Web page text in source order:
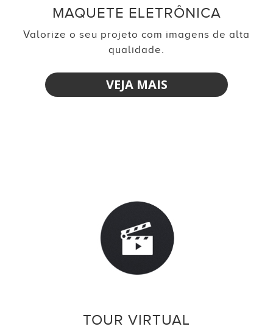
MAQUETE ELETRÔNICA
Valorize o seu projeto com imagens de alta
qualidade.
VEJA MAIS
TOUR VIRTUAL